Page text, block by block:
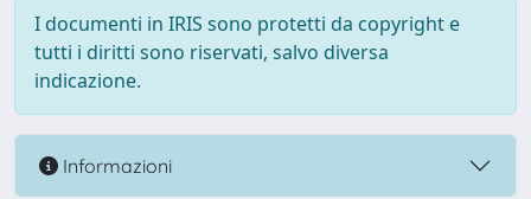
I documenti in IRIS sono protetti da copyright e
tutti i diritti sono riservati, salvo diversa
indicazione.
Informazioni